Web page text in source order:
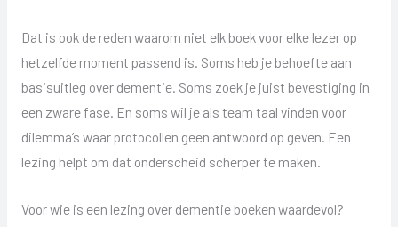
Dat is ook de reden waarom niet elk boek voor elke lezer op
hetzelfde moment passend is. Soms heb je behoefte aan
basisuitleg over dementie. Soms zoek je juist bevestiging in
een zware fase. En soms wil je als team taal vinden voor
dilemma’s waar protocollen geen antwoord op geven. Een
lezing helpt om dat onderscheid scherper te maken.
Voor wie is een lezing over dementie boeken waardevol?